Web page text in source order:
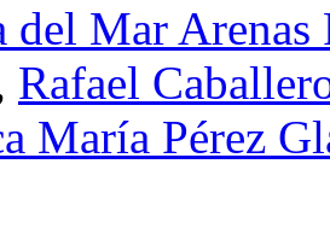
del Mar Arenas
Rafael
María Pérez